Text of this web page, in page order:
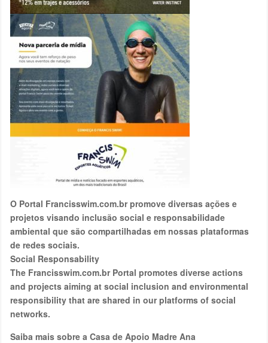
O Portal Francisswim.com.br promove diversas ações e
projetos visando inclusão social e responsabilidade
ambiental que são compartilhadas em nossas plataformas
de redes sociais.
Social Responsability
The Francisswim.com.br Portal promotes diverse actions
and projects aiming at social inclusion and environmental
responsibility that are shared in our platforms of social
networks.
Saiba mais sobre a Casa de Apoio Madre Ana